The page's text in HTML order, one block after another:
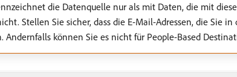
die Datenquelle nur als mit Daten, die mit
Stellen Sie sicher, dass die E-Mail-Adressen, die Sie
Andernfalls können Sie es nicht für People-Based